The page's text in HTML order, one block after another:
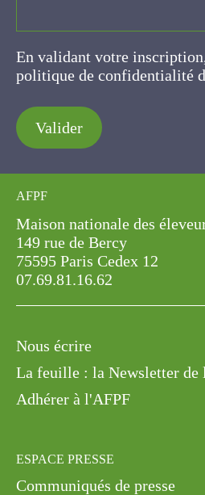
En validant votre
politique de confidentialité
Valider
AFPF
Maison nationale des
149 rue de Bercy
75595 Paris Cedex 12
07.69.81.16.62
Nous écrire
La feuille : la Newsletter de
Adhérer à l'AFPF
ESPACE PRESSE
Communiqués de presse